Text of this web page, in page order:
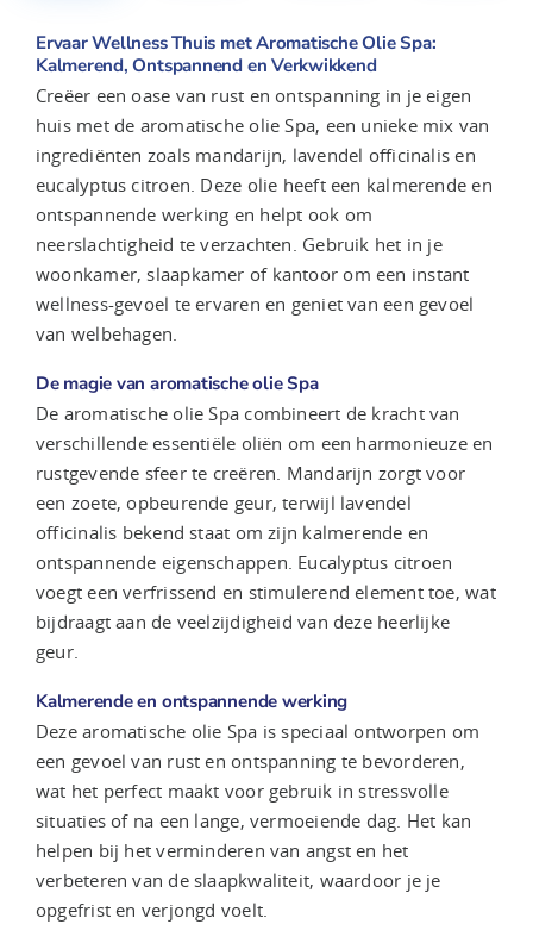
Ervaar Wellness Thuis met Aromatische Olie Spa:
Kalmerend, Ontspannend en Verkwikkend
Creëer een oase van rust en ontspanning in je eigen
huis met de aromatische olie Spa, een unieke mix van
ingrediënten zoals mandarijn, lavendel officinalis en
eucalyptus citroen. Deze olie heeft een kalmerende en
ontspannende werking en helpt ook om
neerslachtigheid te verzachten. Gebruik het in je
woonkamer, slaapkamer of kantoor om een instant
wellness-gevoel te ervaren en geniet van een gevoel
van welbehagen.
De magie van aromatische olie Spa
De aromatische olie Spa combineert de kracht van
verschillende essentiële oliën om een harmonieuze en
rustgevende sfeer te creëren. Mandarijn zorgt voor
een zoete, opbeurende geur, terwijl lavendel
officinalis bekend staat om zijn kalmerende en
ontspannende eigenschappen. Eucalyptus citroen
voegt een verfrissend en stimulerend element toe, wat
bijdraagt aan de veelzijdigheid van deze heerlijke
geur.
Kalmerende en ontspannende werking
Deze aromatische olie Spa is speciaal ontworpen om
een gevoel van rust en ontspanning te bevorderen,
wat het perfect maakt voor gebruik in stressvolle
situaties of na een lange, vermoeiende dag. Het kan
helpen bij het verminderen van angst en het
verbeteren van de slaapkwaliteit, waardoor je je
opgefrist en verjongd voelt.